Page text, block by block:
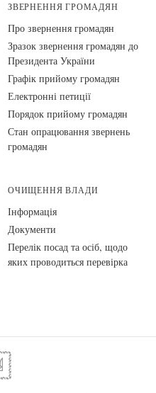
ЗВЕРНЕННЯ ГРОМАДЯН
Про звернення громадян
Зразок звернення громадян до
Президента України
Графік прийому громадян
Електронні петиції
Порядок прийому громадян
Стан опрацювання звернень
громадян
ОЧИЩЕННЯ ВЛАДИ
Інформація
Документи
Перелік посад та осіб, щодо
яких проводиться перевірка